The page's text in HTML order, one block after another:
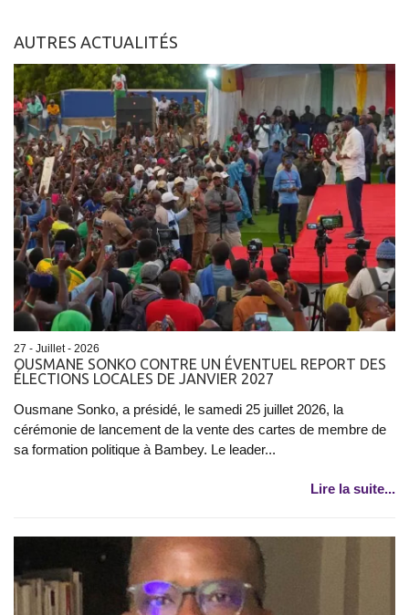
AUTRES ACTUALITÉS
27 - Juillet - 2026
OUSMANE SONKO CONTRE UN ÉVENTUEL REPORT DES
ÉLECTIONS LOCALES DE JANVIER 2027
Ousmane Sonko, a présidé, le samedi 25 juillet 2026, la
cérémonie de lancement de la vente des cartes de membre de
sa formation politique à Bambey. Le leader...
Lire la suite...